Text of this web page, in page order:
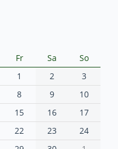
Fr Sa
So
1 2
3
8 9
10
15 16
17
22 23
24